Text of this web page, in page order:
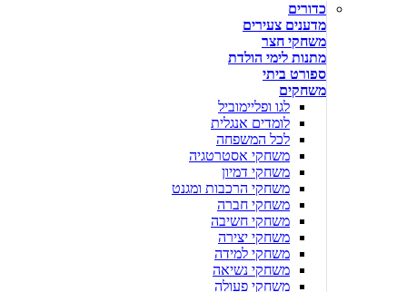
כדורים
מדענים צעירים
משחקי חצר
מתנות לימי הולדת
ספורט ביתי
משחקים
לגו ופליימוביל
לומדים אנגלית
לכל המשפחה
משחקי אסטרטגיה
משחקי דמיון
משחקי הרכבות ומגנט
משחקי חברה
משחקי חשיבה
משחקי יצירה
משחקי למידה
משחקי נשיאה
משחקי פעולה